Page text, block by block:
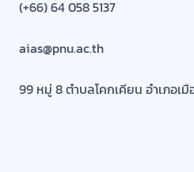
99 M.8 Khok Khian, Muang,
ลิงค์ที่เกี่ยวข้อง